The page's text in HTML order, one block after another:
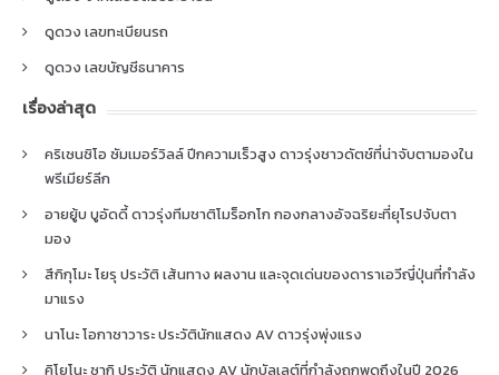
ดูดวง เลขทะเบียนรถ
ดูดวง เลขบัญชีธนาคาร
เรื่องล่าสุด
คริเซนซิโอ ซัมเมอร์วิลล์ ปีกความเร็วสูง ดาวรุ่งชาวดัตช์ที่น่าจับตามองใน
พรีเมียร์ลีก
อายยู้บ บูอัดดี้ ดาวรุ่งทีมชาติโมร็อกโก กองกลางอัจฉริยะที่ยุโรปจับตา
มอง
สึกิกุโมะ โยรุ ประวัติ เส้นทาง ผลงาน และจุดเด่นของดาราเอวีญี่ปุ่นที่กำลัง
มาแรง
นาโนะ โอกาซาวาระ ประวัตินักแสดง AV ดาวรุ่งพุ่งแรง
คิโยโนะ ซากิ ประวัติ นักแสดง AV นักบัลเลต์ที่กำลังถูกพูดถึงในปี 2026